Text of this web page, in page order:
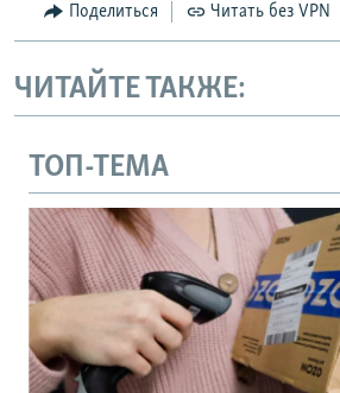
Поделиться Читать без VPN
ЧИТАЙТЕ ТАКЖЕ:
ТОП-ТЕМА